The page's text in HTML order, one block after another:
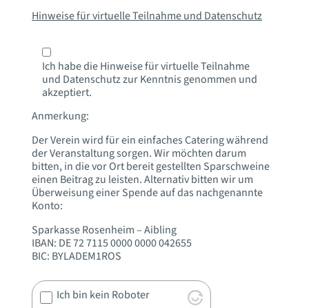
Hinweise für virtuelle Teilnahme und Datenschutz
Ich habe die Hinweise für virtuelle Teilnahme
und Datenschutz zur Kenntnis genommen und
akzeptiert.
Anmerkung:
Der Verein wird für ein einfaches Catering während
der Veranstaltung sorgen. Wir möchten darum
bitten, in die vor Ort bereit gestellten Sparschweine
einen Beitrag zu leisten. Alternativ bitten wir um
Überweisung einer Spende auf das nachgenannte
Konto:
Sparkasse Rosenheim – Aibling
IBAN: DE 72 7115 0000 0000 042655
BIC: BYLADEM1ROS
Ich bin kein Roboter